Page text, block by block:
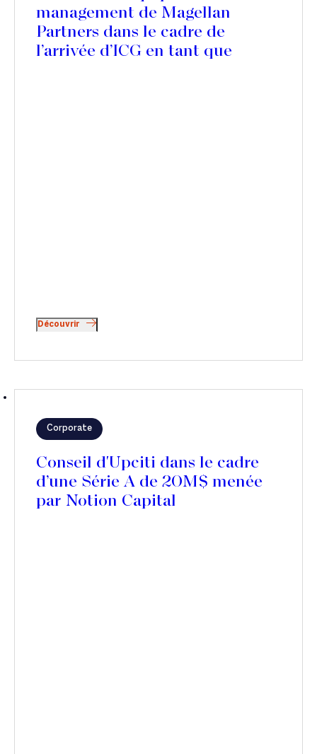
management de Magellan
Partners dans le cadre de
l’arrivée d’ICG en tant que
Découvrir
Corporate
Conseil d'Upciti dans le cadre
d’une Série A de 20M$ menée
par Notion Capital